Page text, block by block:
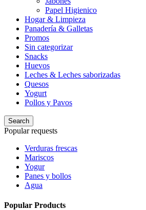
Papel Higienico
Hogar & Limpieza
Panadería & Galletas
Promos
Sin categorizar
Snacks
Huevos
Leches & Leches saborizadas
Quesos
Yogurt
Pollos y Pavos
Search
Popular requests
Verduras frescas
Mariscos
Yogur
Panes y bollos
Agua
Popular Products